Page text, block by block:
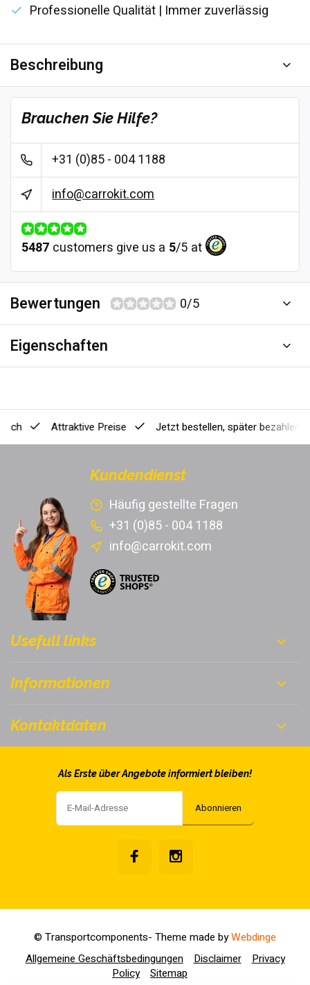
Professionelle Qualität | Immer zuverlässig
Beschreibung
Brauchen Sie Hilfe?
+31 (0)85 - 004 1188
info@carrokit.com
5487 customers give us a 5/5 at
Bewertungen 0/5
Eigenschaften
Attraktive Preise Jetzt bestellen, später bezahlen
Kundendienst
Häufig gestellte Fragen
+31 (0)85 - 004 1188
info@carrokit.com
Usefull links
Informationen
Kontaktdaten
Als Erste über Angebote informiert bleiben!
Abonnieren
Allgemeine Geschäftsbedingungen Disclaimer
Privacy
Policy
Sitemap
© Transportcomponents- Theme made byWebdinge